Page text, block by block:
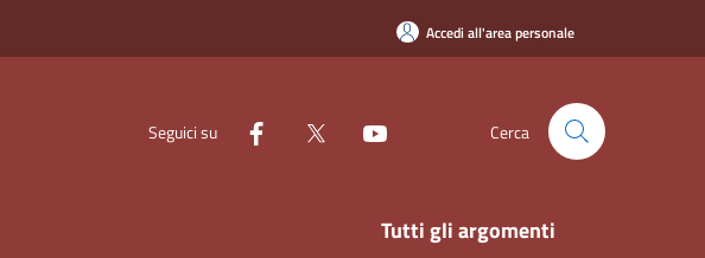
Accedi all'area personale
Seguici su Cerca
Tutti gli argomenti